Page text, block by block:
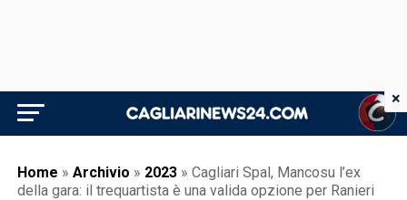
Home » Archivio » 2023 » Cagliari Spal, Mancosu l’ex
della gara: il trequartista è una valida opzione per Ranieri
×